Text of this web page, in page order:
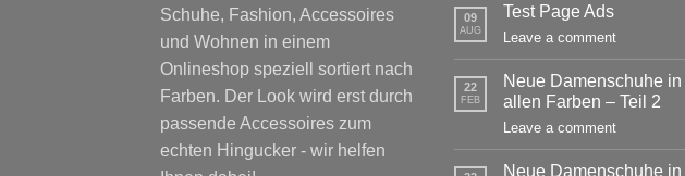
Schuhe, Fashion, Accessoires
und Wohnen in einem
Onlineshop speziell sortiert nach
Farben. Der Look wird erst durch
passende Accessoires zum
echten Hingucker - wir helfen
09
AUG
Test Page Ads
Leave a comment
22
FEB
Neue Damenschuhe in
allen Farben – Teil 2
Leave a comment
Neue Damenschuhe in